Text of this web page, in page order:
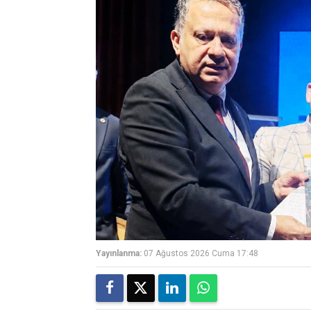
Yayınlanma: 07 Ağustos 2026 Cuma 17:48